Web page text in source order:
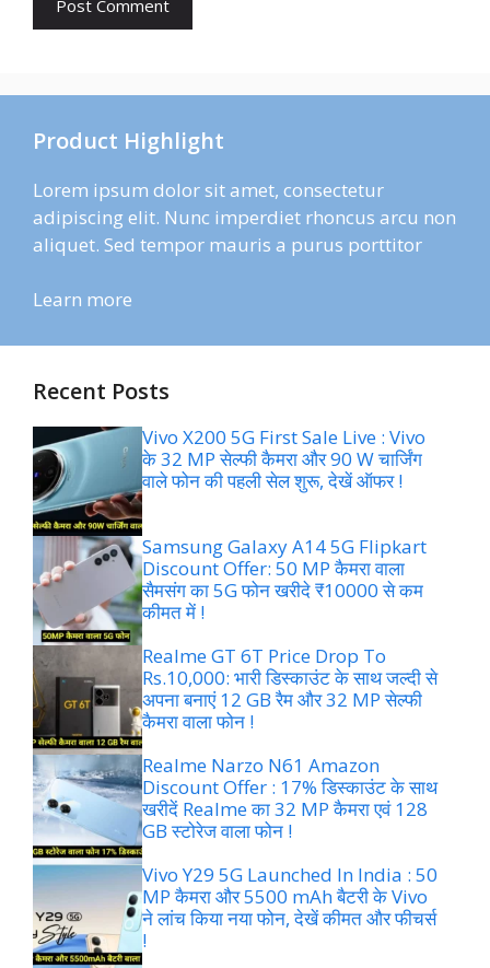
Product Highlight
Lorem ipsum dolor sit amet, consectetur
adipiscing elit. Nunc imperdiet rhoncus arcu non
aliquet. Sed tempor mauris a purus porttitor
Learn more
Recent Posts
Vivo X200 5G First Sale Live : Vivo
के 32 MP सेल्फी कैमरा और 90 W चार्जिंग
वाले फोन की पहली सेल शुरू, देखें ऑफर !
Samsung Galaxy A14 5G Flipkart
Discount Offer: 50 MP कैमरा वाला
सैमसंग का 5G फोन खरीदे ₹10000 से कम
कीमत में !
Realme GT 6T Price Drop To
Rs.10,000: भारी डिस्काउंट के साथ जल्दी से
अपना बनाएं 12 GB रैम और 32 MP सेल्फी
कैमरा वाला फोन !
Realme Narzo N61 Amazon
Discount Offer : 17% डिस्काउंट के साथ
खरीदें Realme का 32 MP कैमरा एवं 128
GB स्टोरेज वाला फोन !
Vivo Y29 5G Launched In India : 50
MP कैमरा और 5500 mAh बैटरी के Vivo
ने लांच किया नया फोन, देखें कीमत और फीचर्स
!